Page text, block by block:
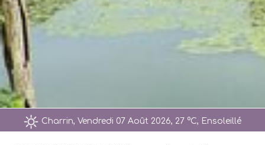
Charrin, Vendredi 07 Août 2026, 27 °C, Ensoleillé